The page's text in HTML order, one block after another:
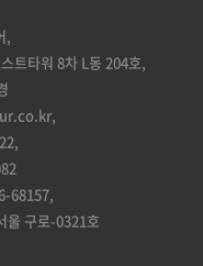
,
트타워 8차 L동 204호,
68157,
울 구로-0321호